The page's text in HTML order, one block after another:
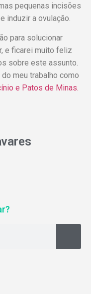
pequenas incisões
induzir a ovulação.
para solucionar
e ficarei muito feliz
sobre este assunto.
meu trabalho como
e Patos de Minas.